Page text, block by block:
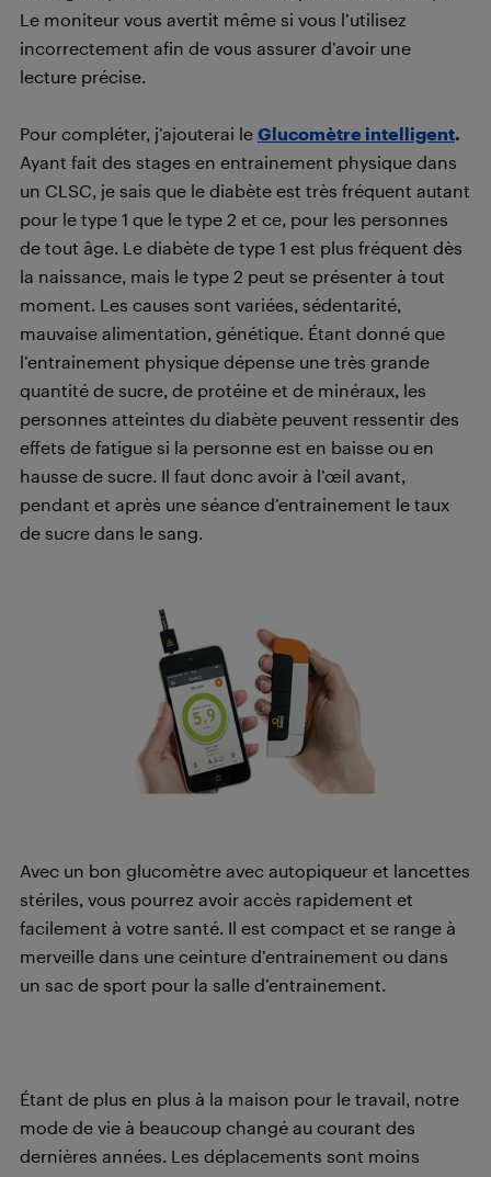
Le moniteur vous avertit même si vous l’utilisez
incorrectement afin de vous assurer d’avoir une
lecture précise.
Pour compléter, j’ajouterai le Glucomètre intelligent.
Ayant fait des stages en entrainement physique dans
un CLSC, je sais que le diabète est très fréquent autant
pour le type 1 que le type 2 et ce, pour les personnes
de tout âge. Le diabète de type 1 est plus fréquent dès
la naissance, mais le type 2 peut se présenter à tout
moment. Les causes sont variées, sédentarité,
mauvaise alimentation, génétique. Étant donné que
l’entrainement physique dépense une très grande
quantité de sucre, de protéine et de minéraux, les
personnes atteintes du diabète peuvent ressentir des
effets de fatigue si la personne est en baisse ou en
hausse de sucre. Il faut donc avoir à l’œil avant,
pendant et après une séance d’entrainement le taux
de sucre dans le sang.
Avec un bon glucomètre avec autopiqueur et lancettes
stériles, vous pourrez avoir accès rapidement et
facilement à votre santé. Il est compact et se range à
merveille dans une ceinture d’entrainement ou dans
un sac de sport pour la salle d’entrainement.
Étant de plus en plus à la maison pour le travail, notre
mode de vie à beaucoup changé au courant des
dernières années. Les déplacements sont moins